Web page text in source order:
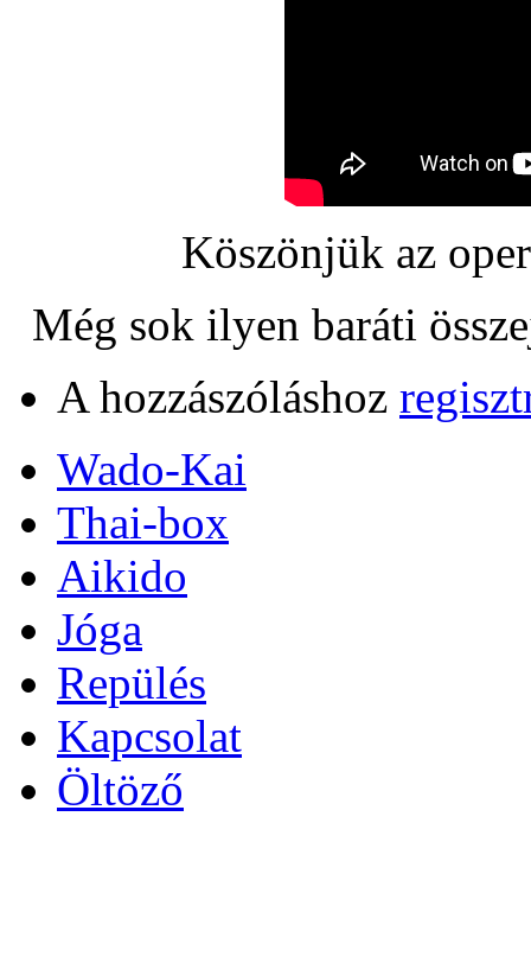
Köszönjük az
Még sok ilyen baráti
A hozzászóláshoz
Wado-Kai
Thai-box
Aikido
Jóga
Repülés
Kapcsolat
Öltöző